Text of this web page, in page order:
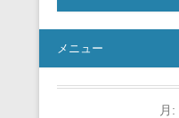
メニュー
月: